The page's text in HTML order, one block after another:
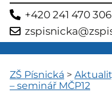
+420 241 470 306
ZŠ Písnická >
– seminář MČP12